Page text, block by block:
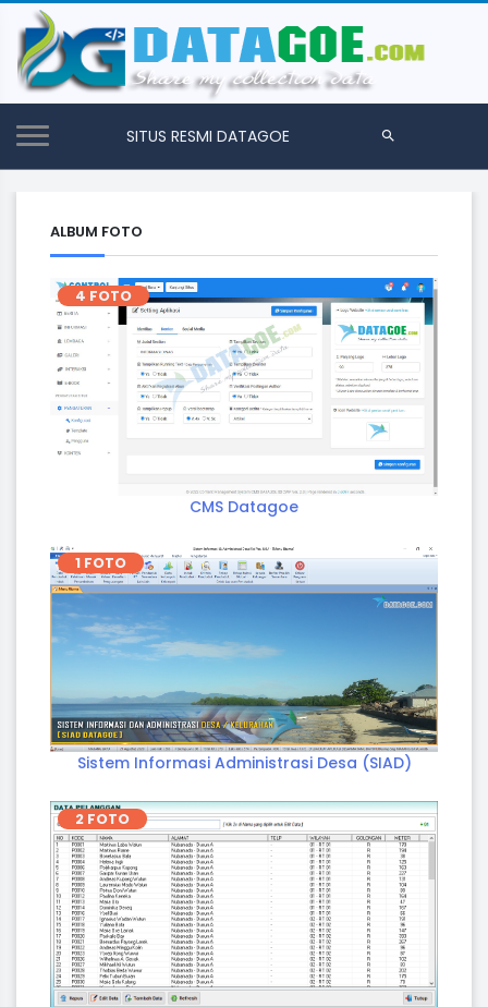
SITUS RESMI DATAGOE
ALBUM FOTO
4 FOTO
CMS Datagoe
1 FOTO
Sistem Informasi Administrasi Desa (SIAD)
2 FOTO